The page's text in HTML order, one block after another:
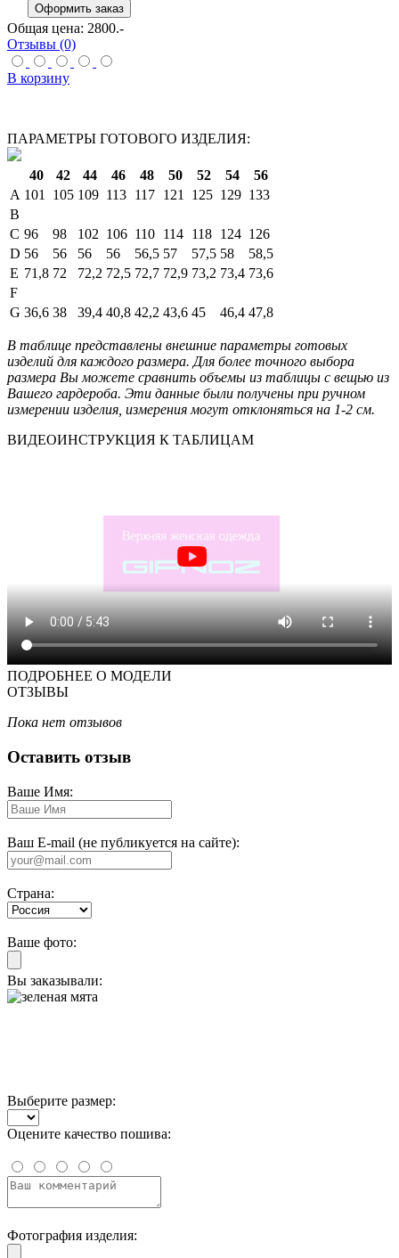
Общая цена: 2800.-
Отзывы (0)
В корзину
ПАРАМЕТРЫ ГОТОВОГО ИЗДЕЛИЯ:
40 42 44 46 48 50 52 54
56
A 101 105 109 113 117 121 125 129 133
B
C 96 98 102 106 110 114 118 124 126
D 56 56 56 56 56,5 57 57,5 58
58,5
E 71,8 72 72,2 72,5 72,7 72,9 73,2 73,4 73,6
F
G 36,6 38 39,4 40,8 42,2 43,6 45 46,4 47,8
В таблице представлены внешние параметры готовых
изделий для каждого размера. Для более точного выбора
размера Вы можете сравнить объемы из таблицы с вещью из
Вашего гардероба. Эти данные были получены при ручном
измерении изделия, измерения могут отклоняться на 1-2 см.
ВИДЕОИНСТРУКЦИЯ К ТАБЛИЦАМ
ПОДРОБНЕЕ О МОДЕЛИ
ОТЗЫВЫ
Пока нет отзывов
Оставить отзыв
Ваше Имя:
Ваш E-mail (не публикуется на сайте):
Страна:
Ваше фото:
Вы заказывали:
Выберите размер:
Оцените качество пошива:
Фотография изделия: